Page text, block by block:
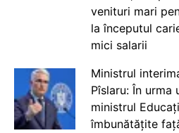
venituri mari
la începutul
mici salarii
Ministrul
Pîslaru: În
ministrul
îmbunătățite